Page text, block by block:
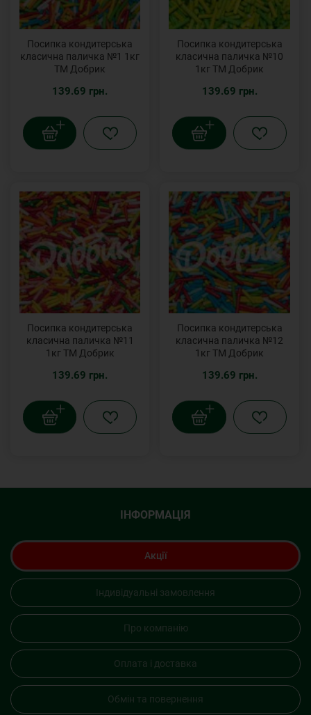
Посипка кондитерська
класична паличка №1 1кг
ТМ Добрик
139.69 грн.
Посипка кондитерська
класична паличка №10
1кг ТМ Добрик
139.69 грн.
Посипка кондитерська
класична паличка №11
1кг ТМ Добрик
139.69 грн.
Посипка кондитерська
класична паличка №12
1кг ТМ Добрик
139.69 грн.
ІНФОРМАЦІЯ
Акції
Індивідуальні замовлення
Про компанію
Оплата і доставка
Обмін та повернення